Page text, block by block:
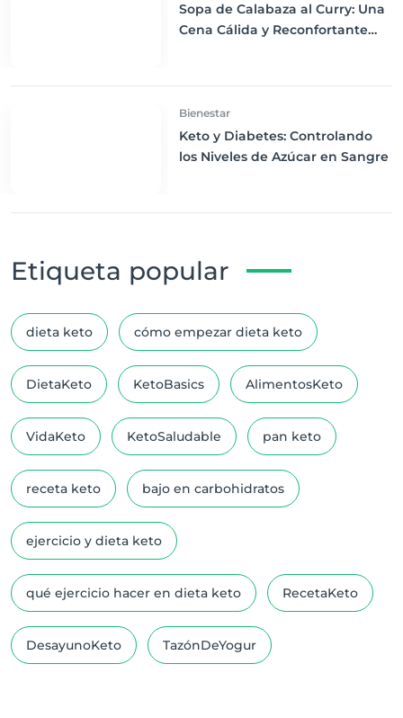
Sopa de Calabaza al Curry: Una
Cena Cálida y Reconfortante
Bienestar
Keto y Diabetes: Controlando
los Niveles de Azúcar en Sangre
Etiqueta popular
dieta keto cómo empezar dieta keto
DietaKeto KetoBasics AlimentosKeto
VidaKeto KetoSaludable pan keto
receta keto bajo en carbohidratos
ejercicio y dieta keto
qué ejercicio hacer en dieta keto RecetaKeto
DesayunoKeto TazónDeYogur